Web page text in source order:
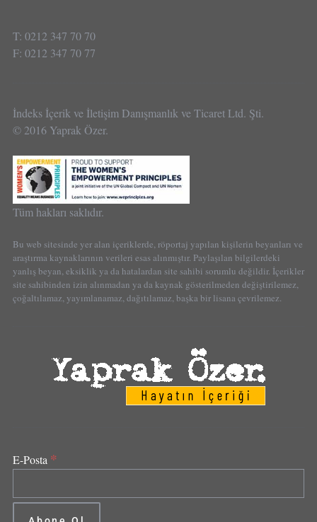
T: 0212 347 70 70
F: 0212 347 70 77
İndeks İçerik ve İletişim Danışmanlık ve Ticaret Ltd. Şti.
© 2016 Yaprak Özer.
Tüm hakları saklıdır.
Bu web sitesinde yer alan içeriklerde, röportaj yapılan kişilerin beyanları ve
araştırma kaynaklarının verileri esas alınmıştır. Paylaşılan bilgilerdeki
yanlış beyan, eksiklik ya da hatalardan site sahibi sorumlu değildir. İçerikler
site sahibinden izin alınmadan ya da kaynak gösterilmeden değiştirilemez,
çoğaltılamaz, yayımlanamaz, dağıtılamaz, başka bir lisana çevrilemez.
E-Posta *